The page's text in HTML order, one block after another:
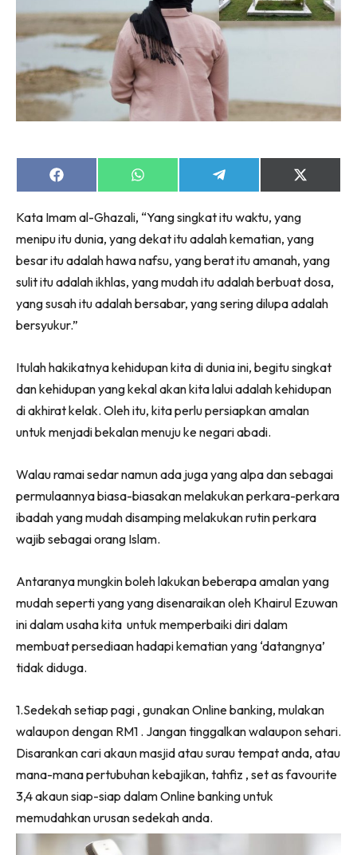
Share
on
Share
on
Share
on
Share
on
(Twitter)
Kata Imam al-Ghazali, “Yang singkat itu waktu, yang
menipu itu dunia, yang dekat itu adalah kematian, yang
besar itu adalah hawa nafsu, yang berat itu amanah, yang
sulit itu adalah ikhlas, yang mudah itu adalah berbuat dosa,
yang susah itu adalah bersabar, yang sering dilupa adalah
bersyukur.”
Itulah hakikatnya kehidupan kita di dunia ini, begitu singkat
dan kehidupan yang kekal akan kita lalui adalah kehidupan
di akhirat kelak. Oleh itu, kita perlu persiapkan amalan
untuk menjadi bekalan menuju ke negari abadi.
Walau ramai sedar namun ada juga yang alpa dan sebagai
permulaannya biasa-biasakan melakukan perkara-perkara
ibadah yang mudah disamping melakukan rutin perkara
wajib sebagai orang Islam.
Antaranya mungkin boleh lakukan beberapa amalan yang
mudah seperti yang yang disenaraikan oleh Khairul Ezuwan
ini dalam usaha kita untuk memperbaiki diri dalam
membuat persediaan hadapi kematian yang ‘datangnya’
tidak diduga.
1.Sedekah setiap pagi , gunakan Online banking, mulakan
walaupon dengan RM1 . Jangan tinggalkan walaupon sehari.
Disarankan cari akaun masjid atau surau tempat anda, atau
mana-mana pertubuhan kebajikan, tahfiz , set as favourite
3,4 akaun siap-siap dalam Online banking untuk
memudahkan urusan sedekah anda.